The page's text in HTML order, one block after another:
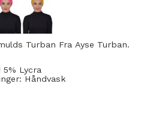
Turban Fra Ayse Turban.
Lycra
Håndvask